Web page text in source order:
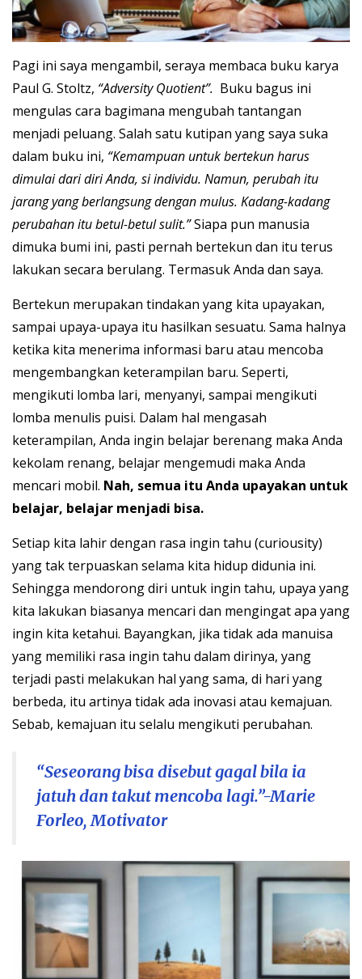
Pagi ini saya mengambil, seraya membaca buku karya
Paul G. Stoltz, “Adversity Quotient”. Buku bagus ini
mengulas cara bagimana mengubah tantangan
menjadi peluang. Salah satu kutipan yang saya suka
dalam buku ini, “Kemampuan untuk bertekun harus
dimulai dari diri Anda, si individu. Namun, perubah itu
jarang yang berlangsung dengan mulus. Kadang-kadang
perubahan itu betul-betul sulit.”Siapa pun manusia
dimuka bumi ini, pasti pernah bertekun dan itu terus
lakukan secara berulang. Termasuk Anda dan saya.
Bertekun merupakan tindakan yang kita upayakan,
sampai upaya-upaya itu hasilkan sesuatu. Sama halnya
ketika kita menerima informasi baru atau mencoba
mengembangkan keterampilan baru. Seperti,
mengikuti lomba lari, menyanyi, sampai mengikuti
lomba menulis puisi. Dalam hal mengasah
keterampilan, Anda ingin belajar berenang maka Anda
kekolam renang, belajar mengemudi maka Anda
mencari mobil. Nah, semua itu Anda upayakan untuk
belajar, belajar menjadi bisa.
Setiap kita lahir dengan rasa ingin tahu (curiousity)
yang tak terpuaskan selama kita hidup didunia ini.
Sehingga mendorong diri untuk ingin tahu, upaya yang
kita lakukan biasanya mencari dan mengingat apa yang
ingin kita ketahui. Bayangkan, jika tidak ada manuisa
yang memiliki rasa ingin tahu dalam dirinya, yang
terjadi pasti melakukan hal yang sama, di hari yang
berbeda, itu artinya tidak ada inovasi atau kemajuan.
Sebab, kemajuan itu selalu mengikuti perubahan.
“Seseorang bisa disebut gagal bila ia
jatuh dan takut mencoba lagi.”-Marie
Forleo, Motivator